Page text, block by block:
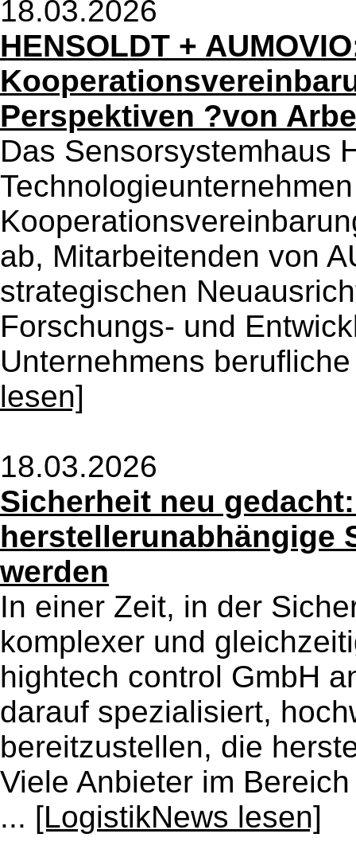
18.03.2026
HENSOLDT +
Perspektiven ?von
Das Sensorsystemhaus
ab, Mitarbeitenden von
strategischen
Forschungs- und
Unternehmens
lesen]
18.03.2026
Sicherheit neu
herstellerunabhängige
werden
In einer Zeit, in der
komplexer und
hightech control GmbH
darauf spezialisiert,
bereitzustellen, die
Viele Anbieter im
... [LogistikNews lesen]